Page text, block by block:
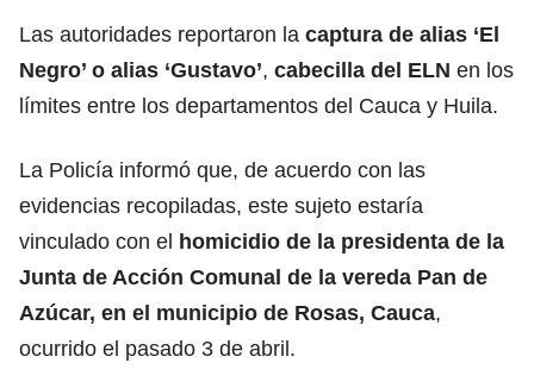
Las autoridades reportaron la captura de alias ‘El
Negro’ o alias ‘Gustavo’, cabecilla del ELN en los
límites entre los departamentos del Cauca y Huila.
La Policía informó que, de acuerdo con las
evidencias recopiladas, este sujeto estaría
vinculado con el homicidio de la presidenta de la
Junta de Acción Comunal de la vereda Pan de
Azúcar, en el municipio de Rosas, Cauca,
ocurrido el pasado 3 de abril.